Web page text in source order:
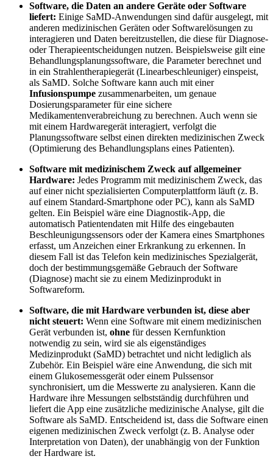
Software, die Daten an andere Geräte oder Software
liefert: Einige SaMD-Anwendungen sind dafür ausgelegt, mit
anderen medizinischen Geräten oder Softwarelösungen zu
interagieren und Daten bereitzustellen, die diese für Diagnose-
oder Therapieentscheidungen nutzen. Beispielsweise gilt eine
Behandlungsplanungssoftware, die Parameter berechnet und
in ein Strahlentherapiegerät (Linearbeschleuniger) einspeist,
als SaMD. Solche Software kann auch mit einer
Infusionspumpe zusammenarbeiten, um genaue
Dosierungsparameter für eine sichere
Medikamentenverabreichung zu berechnen. Auch wenn sie
mit einem Hardwaregerät interagiert, verfolgt die
Planungssoftware selbst einen direkten medizinischen Zweck
(Optimierung des Behandlungsplans eines Patienten).
Software mit medizinischem Zweck auf allgemeiner
Hardware: Jedes Programm mit medizinischem Zweck, das
auf einer nicht spezialisierten Computerplattform läuft (z. B.
auf einem Standard-Smartphone oder PC), kann als SaMD
gelten. Ein Beispiel wäre eine Diagnostik-App, die
automatisch Patientendaten mit Hilfe des eingebauten
Beschleunigungssensors oder der Kamera eines Smartphones
erfasst, um Anzeichen einer Erkrankung zu erkennen. In
diesem Fall ist das Telefon kein medizinisches Spezialgerät,
doch der bestimmungsgemäße Gebrauch der Software
(Diagnose) macht sie zu einem Medizinprodukt in
Softwareform.
Software, die mit Hardware verbunden ist, diese aber
nicht steuert: Wenn eine Software mit einem medizinischen
Gerät verbunden ist, ohne für dessen Kernfunktion
notwendig zu sein, wird sie als eigenständiges
Medizinprodukt (SaMD) betrachtet und nicht lediglich als
Zubehör. Ein Beispiel wäre eine Anwendung, die sich mit
einem Glukosemessgerät oder einem Pulssensor
synchronisiert, um die Messwerte zu analysieren. Kann die
Hardware ihre Messungen selbstständig durchführen und
liefert die App eine zusätzliche medizinische Analyse, gilt die
Software als SaMD. Entscheidend ist, dass die Software einen
eigenen medizinischen Zweck verfolgt (z. B. Analyse oder
Interpretation von Daten), der unabhängig von der Funktion
der Hardware ist.